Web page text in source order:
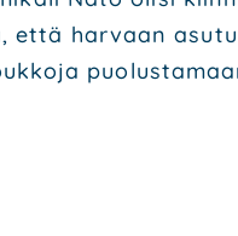
että har­vaan